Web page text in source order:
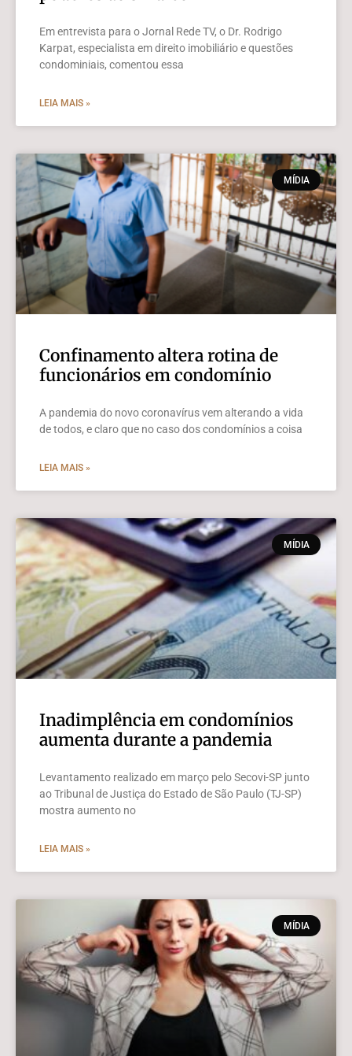
Em entrevista para o Jornal Rede TV, o Dr. Rodrigo
Karpat, especialista em direito imobiliário e questões
condominiais, comentou essa
LEIA MAIS »
MÍDIA
Confinamento altera rotina de
funcionários em condomínio
A pandemia do novo coronavírus vem alterando a vida
de todos, e claro que no caso dos condomínios a coisa
LEIA MAIS »
MÍDIA
Inadimplência em condomínios
aumenta durante a pandemia
Levantamento realizado em março pelo Secovi-SP junto
ao Tribunal de Justiça do Estado de São Paulo (TJ-SP)
mostra aumento no
LEIA MAIS »
MÍDIA